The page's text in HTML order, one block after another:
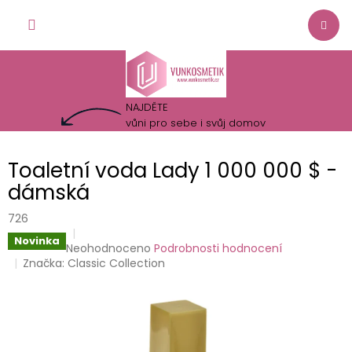
NAJDĚTE
vůni pro sebe i svůj domov
KOŠÍK
Toaletní voda Lady 1 000 000 $ -
dámská
726
Novinka Průměrné
hodnocení
Neohodnoceno Podrobnosti hodnocení
Značka:Classic Collection